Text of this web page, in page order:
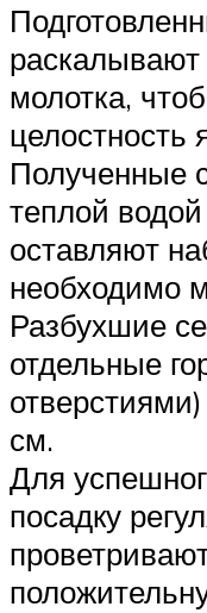
молотка,
целостность
Полученные
теплой
оставляют
необходимо
Разбухшие
отдельные
см.
Для
посадку